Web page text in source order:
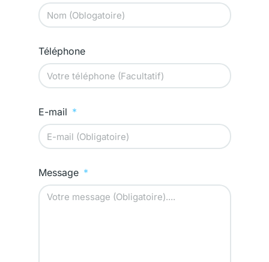
Téléphone
E-mail
Message